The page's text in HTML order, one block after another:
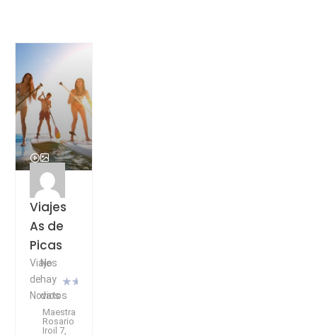
Viajes
As de
Picas
Viajes
de
Novios
No
hay
datos
Maestra
Rosario
Iroil 7,